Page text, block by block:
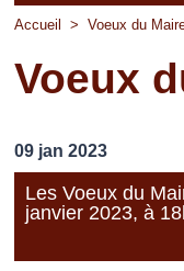
Accueil
La mairie
Vie pratique
Vos
Accueil > Voeux du
Voeux
09 jan 2023
Les Voeux du
janvier 2023, à